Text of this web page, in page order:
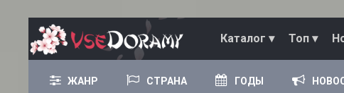
Каталог ▾ Топ ▾
ЖАНР СТРАНА ГОДЫ